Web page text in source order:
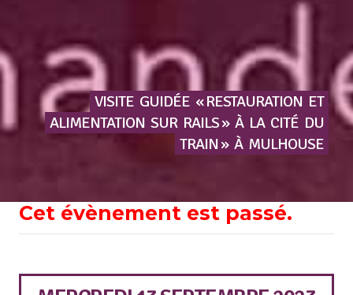
VISITE GUIDÉE « RESTAURATION ET
ALIMENTATION SUR RAILS » À LA CITÉ DU
TRAIN » À MULHOUSE
Cet évènement est passé.